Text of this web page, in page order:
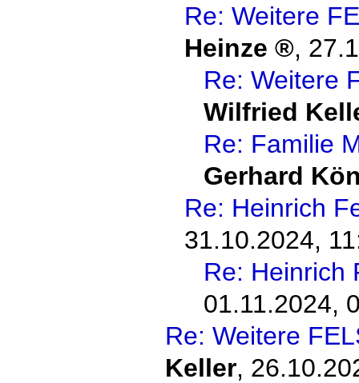
Re: Weitere
Heinze
,
Re: Weitere
Wilfried
Re: Familie
Gerhard
Re: Heinrich
31.10.2024,
Re: Heinrich
01.11.2024,
Re: Weitere
Keller,